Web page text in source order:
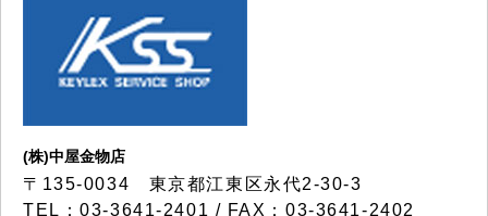
(株)中屋金物店
〒135-0034 東京都江東区永代2-30-3
TEL：03-3641-2401 / FAX：03-3641-2402